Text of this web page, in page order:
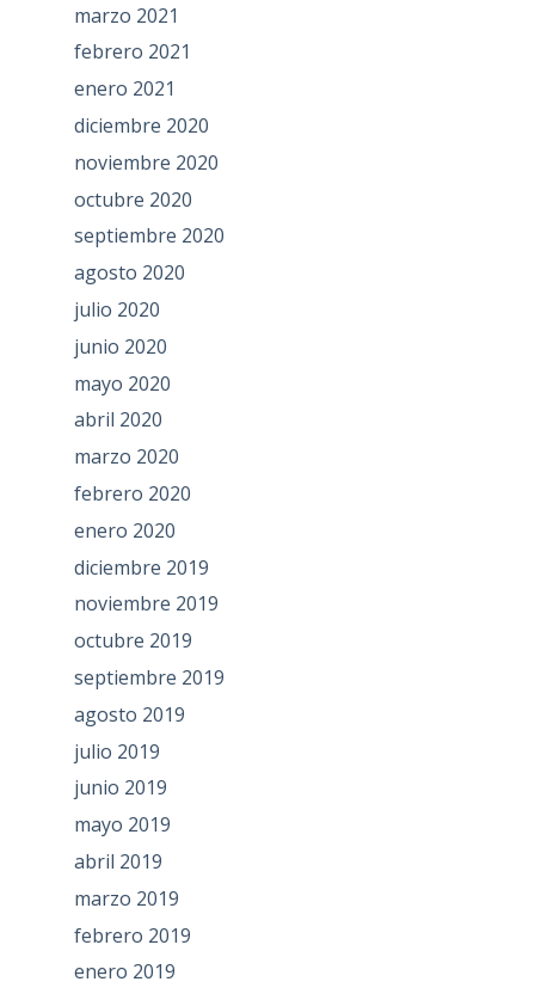
marzo 2021
febrero 2021
enero 2021
diciembre 2020
noviembre 2020
octubre 2020
septiembre 2020
agosto 2020
julio 2020
junio 2020
mayo 2020
abril 2020
marzo 2020
febrero 2020
enero 2020
diciembre 2019
noviembre 2019
octubre 2019
septiembre 2019
agosto 2019
julio 2019
junio 2019
mayo 2019
abril 2019
marzo 2019
febrero 2019
enero 2019